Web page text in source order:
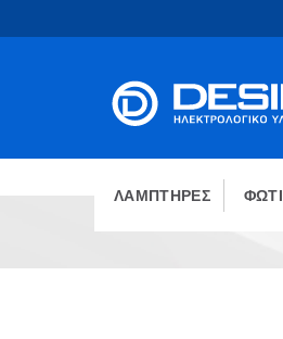
ΛΑΜΠΤΗΡΕΣ